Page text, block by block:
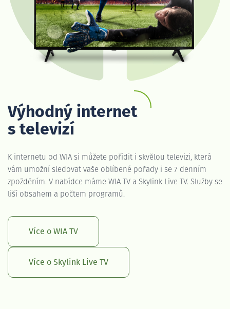
Výhodný internet
s televizí
K internetu od WIA si můžete pořídit i skvělou televizi, která
vám umožní sledovat vaše oblíbené pořady i se 7 denním
zpožděním. V nabídce máme WIA TV a Skylink Live TV. Služby se
liší obsahem a počtem programů.
Více o WIA TV
Více o Skylink Live TV